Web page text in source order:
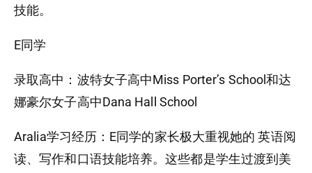
技能。
E同学
录取高中：波特女子高中Miss Porter’s School和达
娜豪尔女子高中Dana Hall School
Aralia学习经历：E同学的家长极大重视她的 英语阅
读、写作和口语技能培养。这些都是学生过渡到美